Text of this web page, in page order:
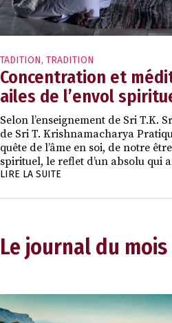
TADITION, TRADITION
Concentration et
ailes de l’envol
Selon l’enseignement de Sri T.K.
de Sri T. Krishnamacharya
quête de l’âme en soi, de notre
spirituel, le reflet d’un absolu qui
LIRE LA SUITE
Le journal du mois